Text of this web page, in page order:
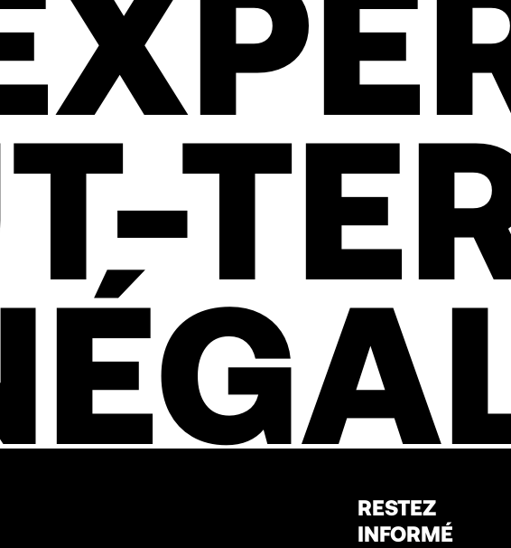
RESTEZ
INFORMÉ